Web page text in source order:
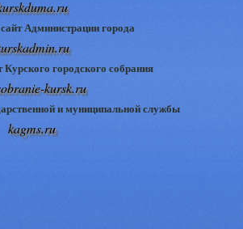
Администрации города
городского собрания
kursk.ru
и муниципальной службы
kagms.ru